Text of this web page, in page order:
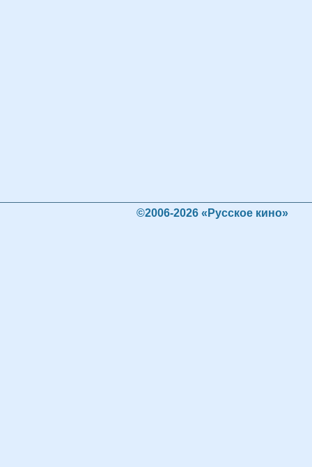
©2006-2026 «Русское кино»